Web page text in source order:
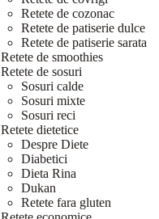
Retete de cozonac
Retete de patiserie dulce
Retete de patiserie sarata
Retete de smoothies
Retete de sosuri
Sosuri calde
Sosuri mixte
Sosuri reci
Retete dietetice
Despre Diete
Diabetici
Dieta Rina
Dukan
Retete fara gluten